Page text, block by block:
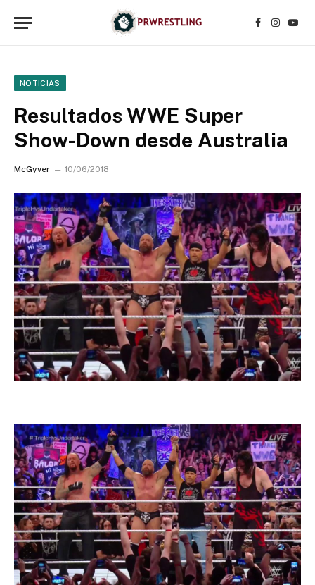
Facebook
NOTICIAS
Resultados WWE Super
Show-Down desde Australia
McGyver 10/06/2018